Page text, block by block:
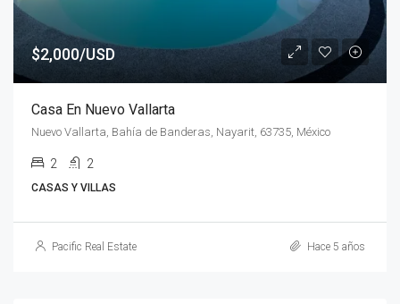
$2,000/USD
Casa En Nuevo Vallarta
Nuevo Vallarta, Bahía de Banderas, Nayarit, 63735, México
2 2
CASAS Y VILLAS
Pacific Real Estate Hace 5 años